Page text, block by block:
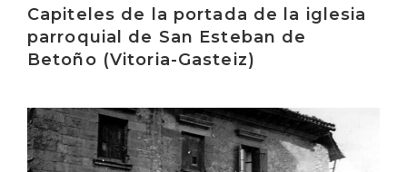
Capiteles de la portada de la iglesia
parroquial de San Esteban de
Betoño (Vitoria-Gasteiz)
Irakurri